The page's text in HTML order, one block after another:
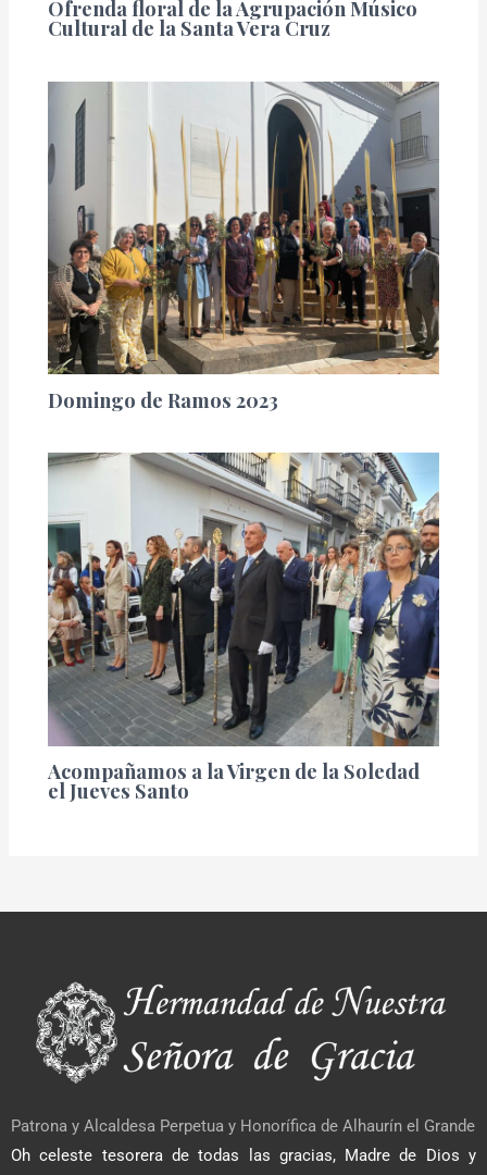
Ofrenda floral de la Agrupación Músico
Cultural de la Santa Vera Cruz
Domingo de Ramos 2023
Acompañamos a la Virgen de la Soledad
el Jueves Santo
Patrona y Alcaldesa Perpetua y Honorífica de Alhaurín el Grande
Oh celeste tesorera de todas las gracias, Madre de Dios y